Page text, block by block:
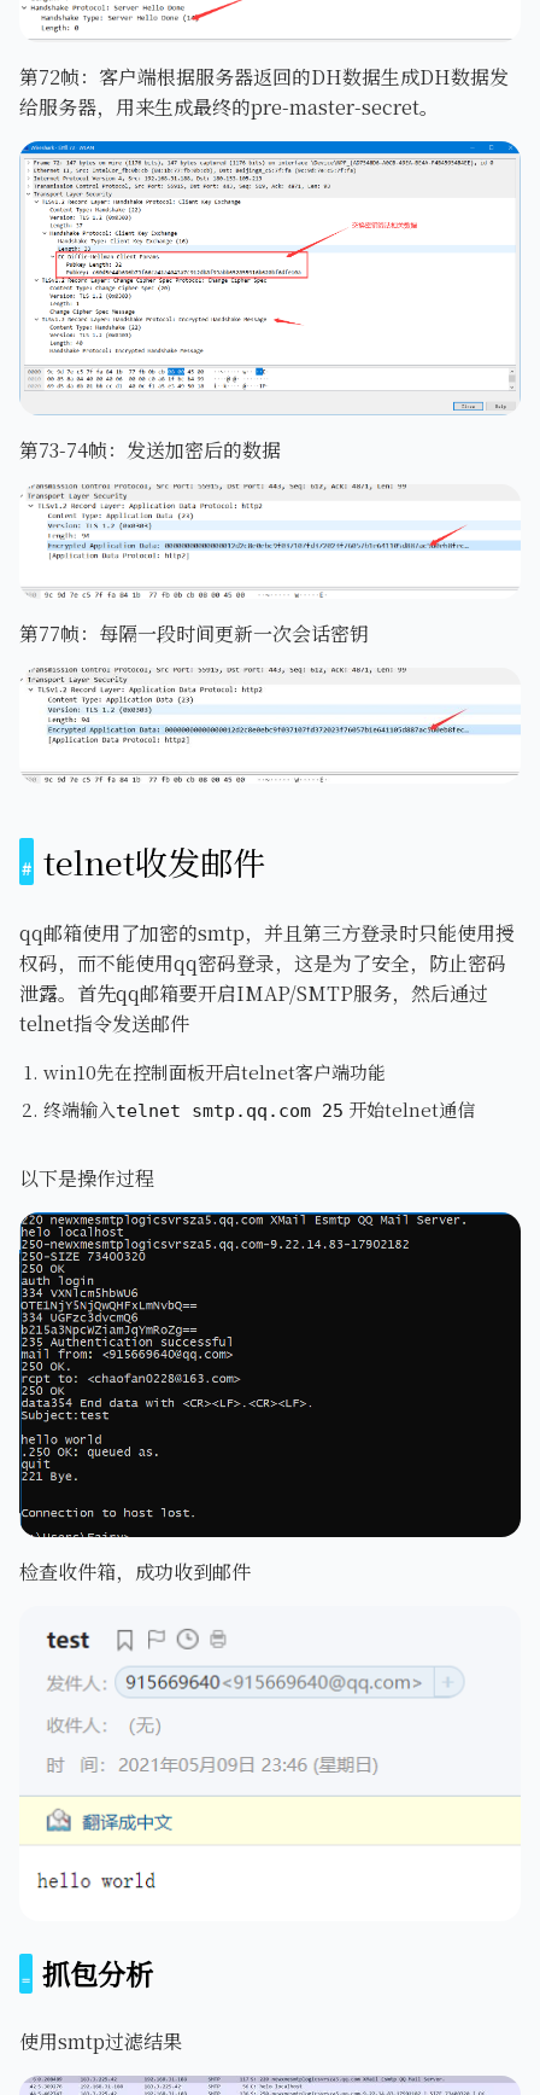
第72帧：客户端根据服务器返回的DH数据生成DH数据发
给服务器，用来生成最终的pre-master-secret。
第73-74帧：发送加密后的数据
第77帧：每隔一段时间更新一次会话密钥
telnet收发邮件
qq邮箱使用了加密的smtp，并且第三方登录时只能使用授
权码，而不能使用qq密码登录，这是为了安全，防止密码
泄露。首先qq邮箱要开启IMAP/SMTP服务，然后通过
telnet指令发送邮件
win10先在控制面板开启telnet客户端功能
终端输入telnet smtp.qq.com 25 开始telnet通信
以下是操作过程
检查收件箱，成功收到邮件
抓包分析
使用smtp过滤结果